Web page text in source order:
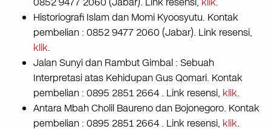
Historiografi Islam dan Momi Kyoosyutu. Kontak
pembelian : 0852 9477 2060 (Jabar). Link resensi,
klik.
Jalan Sunyi dan Rambut Gimbal : Sebuah
Interpretasi atas Kehidupan Gus Qomari. Kontak
pembelian : 0895 2851 2664 . Link resensi, klik.
Antara Mbah Cholil Baureno dan Bojonegoro. Kontak
pembelian : 0895 2851 2664 . Link resensi, klik.